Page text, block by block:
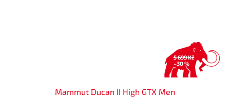
5 699 Kč
–30 %
Mammut Ducan II High GTX Men